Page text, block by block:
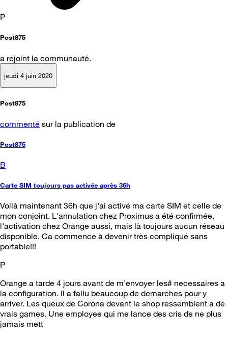
P
Post875
a rejoint la communauté.
jeudi 4 juin 2020
Post875
commenté sur la publication de
Post875
B
Carte SIM toujours pas activée après 36h
Voilà maintenant 36h que j'ai activé ma carte SIM et celle de
mon conjoint. L'annulation chez Proximus a été confirmée,
l'activation chez Orange aussi, mais là toujours aucun réseau
disponible. Ca commence à devenir très compliqué sans
portable!!!
P
Orange a tarde 4 jours avant de m’envoyer les# necessaires a
la configuration. Il a fallu beaucoup de demarches pour y
arriver. Les queux de Corona devant le shop ressemblent a de
vrais games. Une employee qui me lance des cris de ne plus
jamais mett